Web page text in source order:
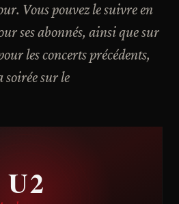
Vous pouvez le suivre en
ses abonnés, ainsi que sur
les concerts précédents,
soirée sur le